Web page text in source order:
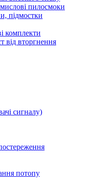
пилосмоки
підмостки
комплекти
від вторгнення
сигналу)
потопу